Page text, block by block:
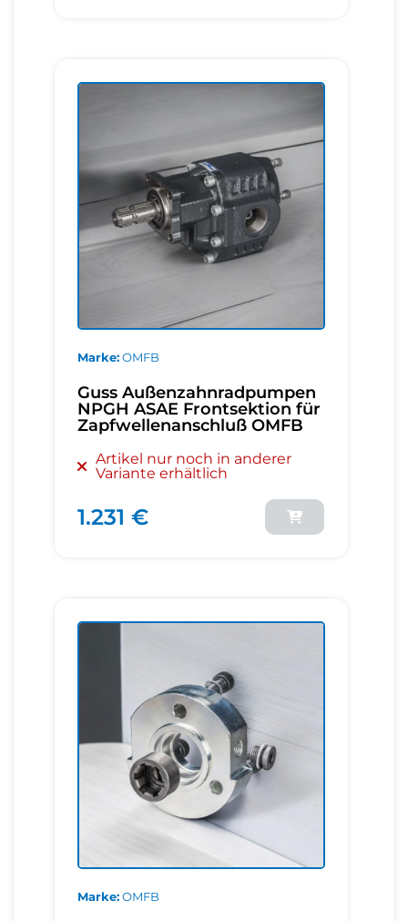
Marke OMFB
Guss Außenzahnradpumpen
NPGH ASAE Frontsektion für
Zapfwellenanschluß OMFB
Artikel nur noch in anderer
Variante erhältlich
1.231 €
Marke OMFB